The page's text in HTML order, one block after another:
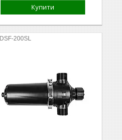
Купити
DSF-200SL